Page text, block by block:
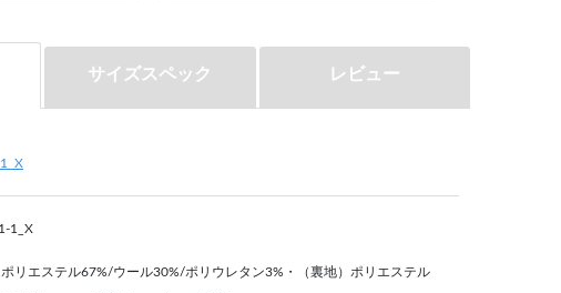
サイズスペック レビュー
1_X
ポリエステル67%/ウール30%/ポリウレタン3%・（裏地）ポリエステル